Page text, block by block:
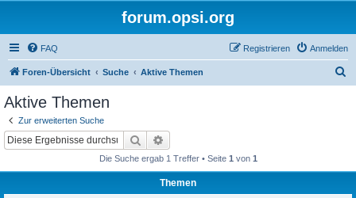
forum.opsi.org
FAQ Anmelden
Registrieren
Foren-Übersicht Suche Aktive Themen
Aktive Themen
Zur erweiterten Suche
Suche
Die Suche ergab 1 Treffer • Seite 1 von 1
Themen